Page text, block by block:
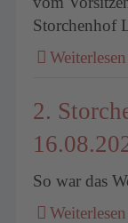
Storchenhof
2.
So war das